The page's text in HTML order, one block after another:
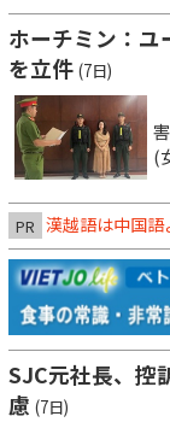
ホーチミン：ユ
を立件 (7日)
(
PR 漢越語は中国語
SJC元社長、
慮 (7日)